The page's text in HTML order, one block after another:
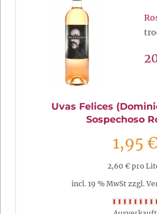
Uvas Felices
Sospechoso
1,95 €
2,60 € pro
incl. 19 % MwSt zzgl.